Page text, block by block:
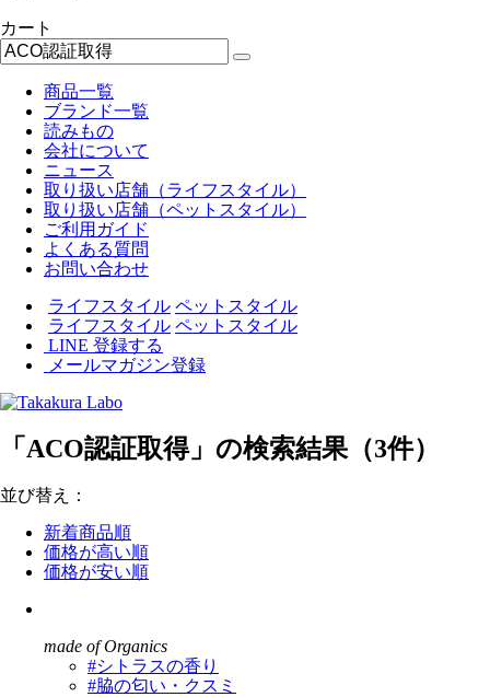
カート
商品一覧
ブランド一覧
読みもの
会社について
ニュース
取り扱い店舗（ライフスタイル）
取り扱い店舗（ペットスタイル）
ご利用ガイド
よくある質問
お問い合わせ
ライフスタイル ペットスタイル
ライフスタイル ペットスタイル
LINE 登録する
メールマガジン登録
「ACO認証取得」の検索結果（3件）
並び替え：
新着商品順
価格が高い順
価格が安い順
made of Organics
#シトラスの香り
#脇の匂い・クスミ